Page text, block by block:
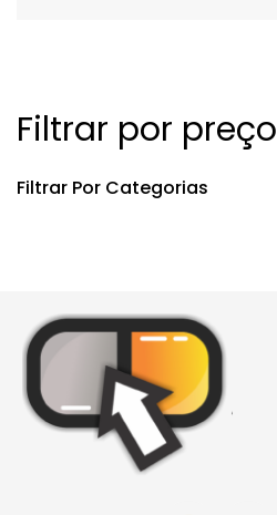
Filtrar por preço
Filtrar Por Categorias